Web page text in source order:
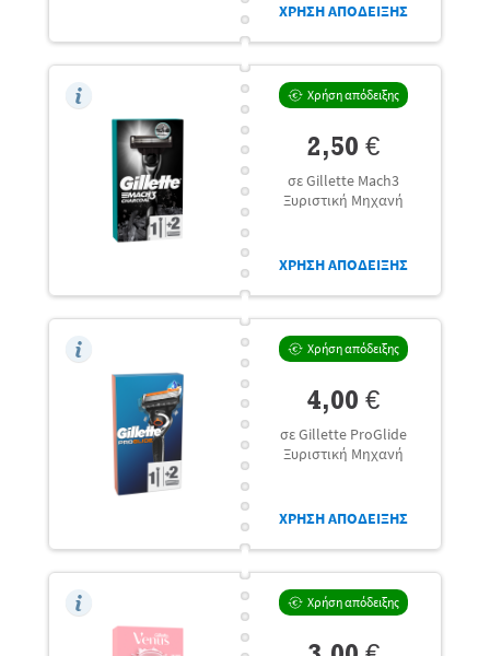
ΧΡΗΣΗ ΑΠΟΔΕΙΞΗΣ
Χρήση απόδειξης
2,50 €
σε Gillette Mach3
Ξυριστική Μηχανή
ΧΡΗΣΗ ΑΠΟΔΕΙΞΗΣ
Χρήση απόδειξης
4,00 €
σε Gillette ProGlide
Ξυριστική Μηχανή
ΧΡΗΣΗ ΑΠΟΔΕΙΞΗΣ
Χρήση απόδειξης